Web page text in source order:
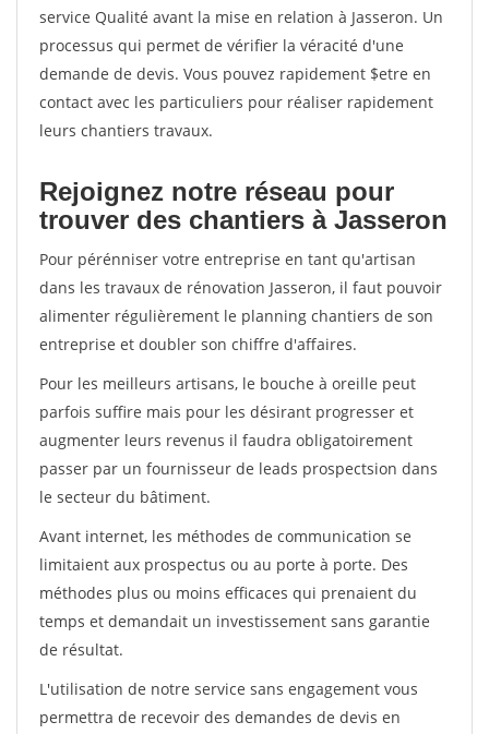
service Qualité avant la mise en relation à Jasseron. Un
processus qui permet de vérifier la véracité d'une
demande de devis. Vous pouvez rapidement $etre en
contact avec les particuliers pour réaliser rapidement
leurs chantiers travaux.
Rejoignez notre réseau pour
trouver des chantiers à Jasseron
Pour pérénniser votre entreprise en tant qu'artisan
dans les travaux de rénovation Jasseron, il faut pouvoir
alimenter régulièrement le planning chantiers de son
entreprise et doubler son chiffre d'affaires.
Pour les meilleurs artisans, le bouche à oreille peut
parfois suffire mais pour les désirant progresser et
augmenter leurs revenus il faudra obligatoirement
passer par un fournisseur de leads prospectsion dans
le secteur du bâtiment.
Avant internet, les méthodes de communication se
limitaient aux prospectus ou au porte à porte. Des
méthodes plus ou moins efficaces qui prenaient du
temps et demandait un investissement sans garantie
de résultat.
L'utilisation de notre service sans engagement vous
permettra de recevoir des demandes de devis en